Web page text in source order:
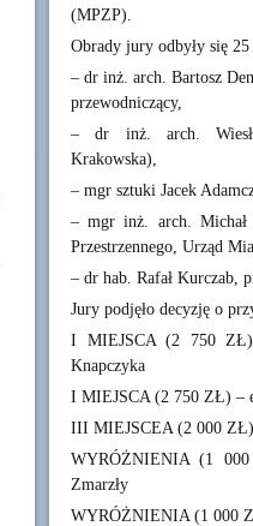
(MPZP).
Obrady jury odbyły się
– dr inż. arch. Bartosz
przewodniczący,
– dr inż. arch.
Krakowska),
– mgr sztuki Jacek
– mgr inż. arch. Michał
Przestrzennego, Urząd
– dr hab. Rafał Kurczab,
Jury podjęło decyzję o
I MIEJSCA (2 750
Knapczyka
I MIEJSCA (2 750 ZŁ) –
III MIEJSCEA (2 000 ZŁ)
WYRÓŻNIENIA (1
Zmarzły
WYRÓŻNIENIA (1 000